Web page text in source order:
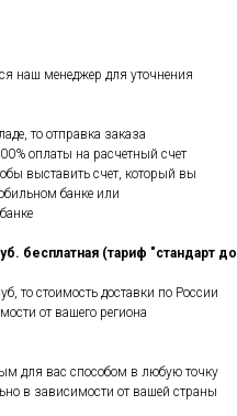
наш менеджер для уточнения
то отправка заказа
оплаты на расчетный счет
выставить счет, который вы
банке или
бесплатная (тариф "стандарт до
то стоимость доставки по России
от вашего региона
для вас способом в любую точку
в зависимости от вашей страны